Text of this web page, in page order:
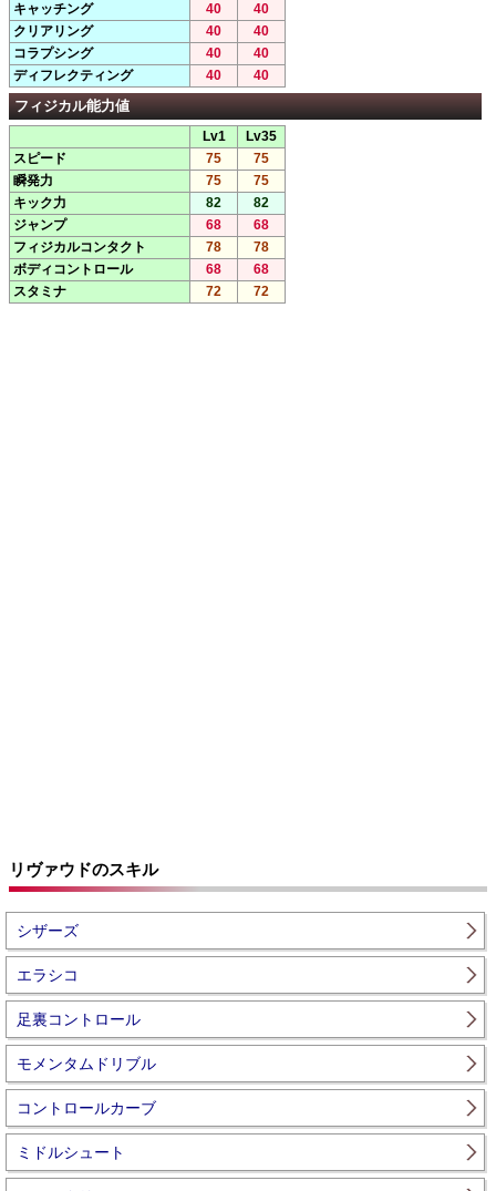
キャッチング 40
40
クリアリング
40
40
コラプシング
40
40
ディフレクティング
40 40
フィジカル能力値
Lv1
Lv35
スピード
75
75
瞬発力
75
75
キック力
82
82
ジャンプ
68
68
フィジカルコンタクト
78
78
ボディコントロール
68
68
スタミナ
72 72
リヴァウドのスキル
シザーズ
エラシコ
足裏コントロール
モメンタムドリブル
コントロールカーブ
ミドルシュート